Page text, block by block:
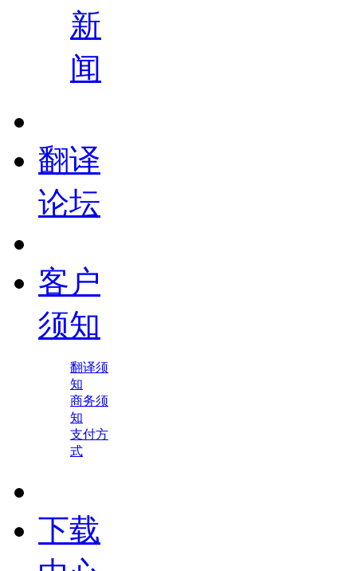
新
闻
翻译
论坛
客户
须知
翻译须
知
商务须
知
支付方
式
下载